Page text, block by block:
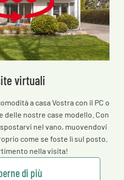
virtuali
a casa Vostra con il PC o
delle nostre case modello. Con
nel vano, muovendovi
come se foste lì sul posto.
nella visita!
di più